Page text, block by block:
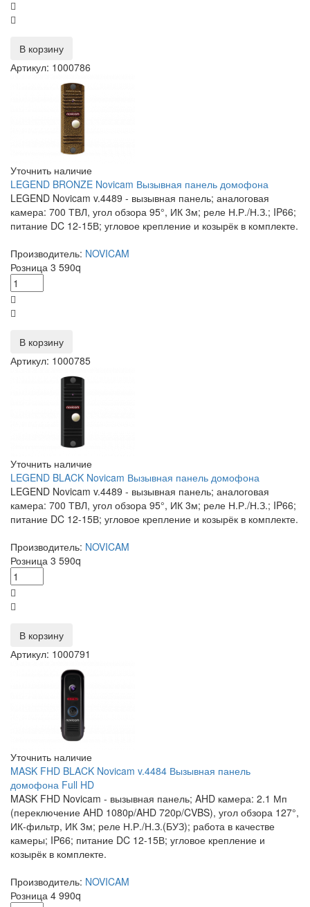
В корзину
Артикул: 1000786
Уточнить наличие
LEGEND BRONZE Novicam Вызывная панель домофона
LEGEND Novicam v.4489 - вызывная панель; аналоговая
камера: 700 ТВЛ, угол обзора 95°, ИК 3м; реле Н.Р./Н.З.; IP66;
питание DC 12-15В; угловое крепление и козырёк в комплекте.
Производитель: NOVICAM
Розница 3 590q
В корзину
Артикул: 1000785
Уточнить наличие
LEGEND BLACK Novicam Вызывная панель домофона
LEGEND Novicam v.4489 - вызывная панель; аналоговая
камера: 700 ТВЛ, угол обзора 95°, ИК 3м; реле Н.Р./Н.З.; IP66;
питание DC 12-15В; угловое крепление и козырёк в комплекте.
Производитель: NOVICAM
Розница 3 590q
В корзину
Артикул: 1000791
Уточнить наличие
MASK FHD BLACK Novicam v.4484 Вызывная панель
домофона Full HD
MASK FHD Novicam - вызывная панель; AHD камера: 2.1 Мп
(переключение AHD 1080p/AHD 720p/CVBS), угол обзора 127°,
ИК-фильтр, ИК 3м; реле Н.Р./Н.З.(БУЗ); работа в качестве
камеры; IP66; питание DC 12-15В; угловое крепление и
козырёк в комплекте.
Производитель: NOVICAM
Розница 4 990q